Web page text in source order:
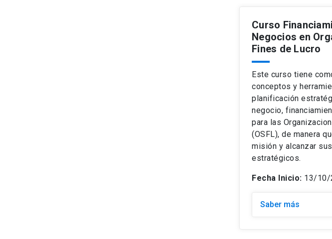
Curso
Negocios en
Fines de Lucro
Este curso tiene
conceptos y
planificación
negocio,
para las
(OSFL), de manera
misión y alcanzar
estratégicos.
Fecha Inicio: 13/10/
Saber más